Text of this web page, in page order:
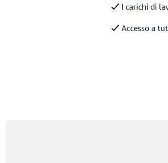
I carichi di
Accesso a